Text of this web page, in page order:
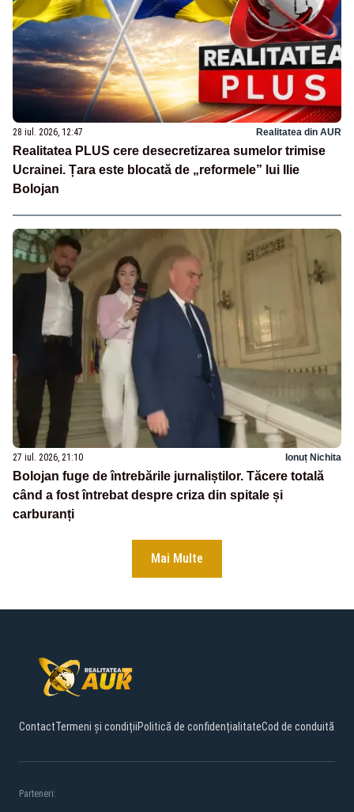
28 iul. 2026, 12:47 Realitatea din AUR
Realitatea PLUS cere desecretizarea sumelor trimise
Ucrainei. Țara este blocată de „reformele” lui Ilie
Bolojan
27 iul. 2026, 21:10 Ionuț Nichita
Bolojan fuge de întrebările jurnaliștilor. Tăcere totală
când a fost întrebat despre criza din spitale și
carburanți
Mai Multe
ContactTermeni și condițiiPolitică de confidențialitateCod de conduită
Parteneri: